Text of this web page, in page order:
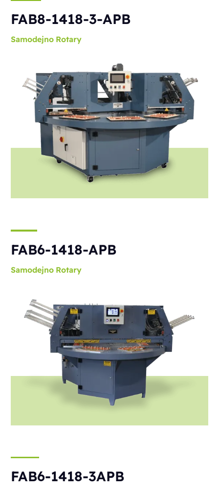
FAB8-1418-3-APB
Samodejno Rotary
FAB6-1418-APB
Samodejno Rotary
FAB6-1418-3APB